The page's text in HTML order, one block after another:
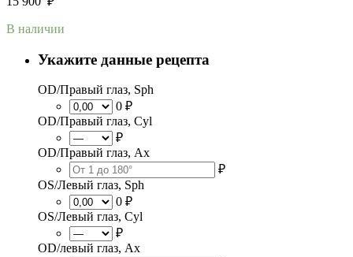
В наличии
Укажите данные рецепта
OD/Правый глаз, Sph
0 ₽
OD/Правый глаз, Cyl
₽
OD/Правый глаз, Ax
₽
OS/Левый глаз, Sph
0 ₽
OS/Левый глаз, Cyl
₽
OD/левый глаз, Ax